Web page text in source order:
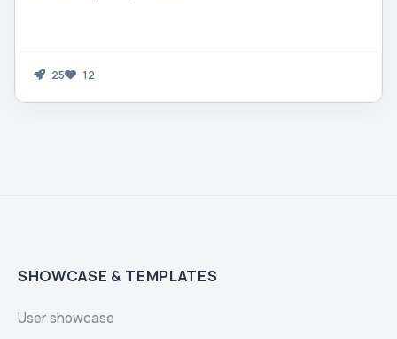
25 12
SHOWCASE & TEMPLATES
User showcase